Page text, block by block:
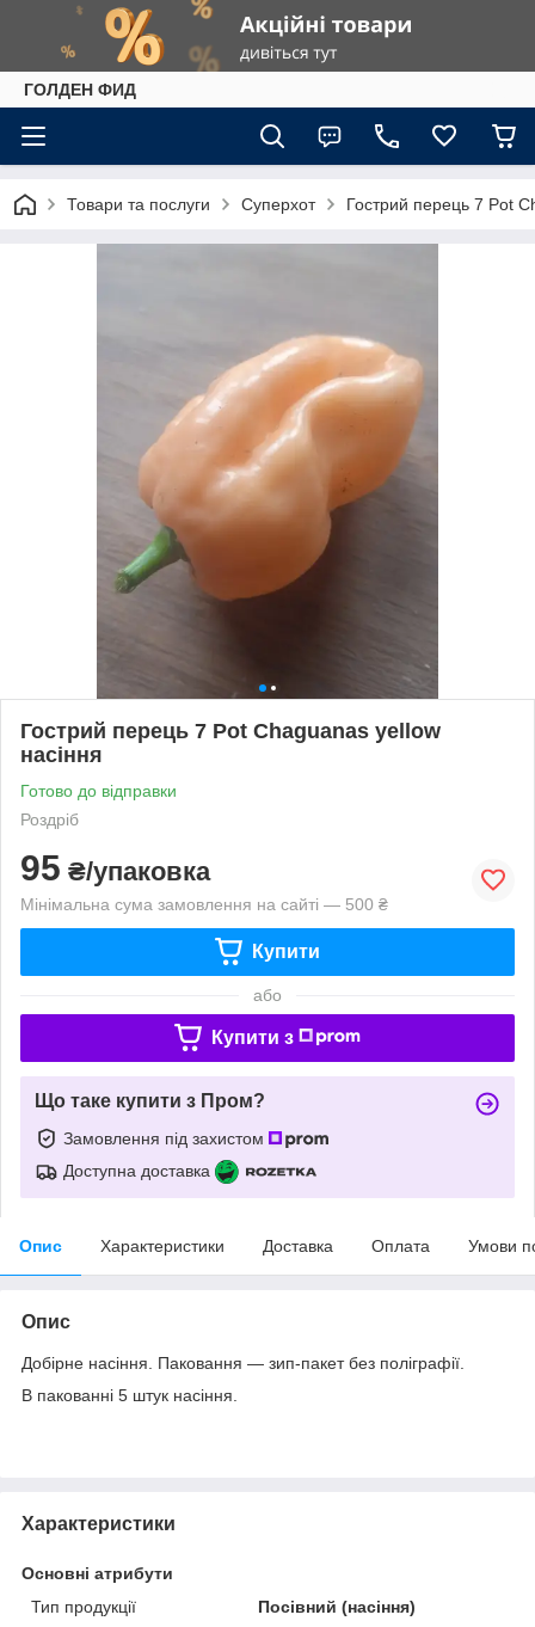
ГОЛДЕН ФИД
Товари та послуги Суперхот Гострий перець 7 Pot
Гострий перець 7 Pot Chaguanas yellow
насіння
Готово до відправки
Роздріб
95 ₴/упаковка
Мінімальна сума замовлення на сайті — 500 ₴
Купити
або
Купити з
Що таке купити з Пром?
Замовлення під захистом
Доступна доставка
Опис Характеристики Доставка Оплата Умови
Опис
Добірне насіння. Паковання — зип-пакет без поліграфії.
В пакованні 5 штук насіння.
Характеристики
Основні атрибути
Тип продукції
Посівний (насіння)